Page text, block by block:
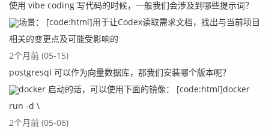
使用 vibe coding 写代码的时候，一般我们会涉及到哪些提示词？
场景： [code:html]用于让Codex读取需求文档，找出与当前项目
相关的变更点及可能受影响的
2个月前 (05-15)
postgresql 可以作为向量数据库，那我们安装哪个版本呢？
docker 启动的话，可以使用下面的镜像： [code:html]docker
run -d \
2个月前 (05-06)